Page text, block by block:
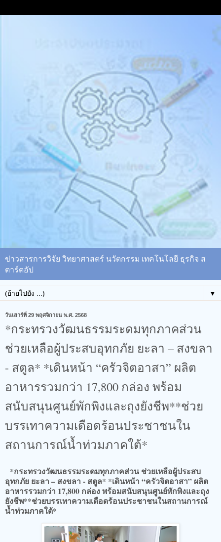
ข่าวสารการวิจัย วิทยาศาสตร์ นวัตกรรม เทคโนโลยี ธุรกิจ ส
ตาร์ตอัป
▼
วันเสาร์ที่ 29 พฤศจิกายน พ.ศ. 2568
*กระทรวงวัฒนธรรมระดมทุกภาคส่วน
ช่วยเหลือผู้ประสบอุทกภัย ยะลา – สงขลา
- สตูล* *เดินหน้า “ครัวจิตอาสา” ผลิต
อาหารรวมกว่า 17,800 กล่อง พร้อม
สนับสนุนศูนย์พักพิงและถุงยังชีพ**ช่วย
บรรเทาความเดือดร้อนประชาชนใน
สถานการณ์น้ำท่วมภาคใต้*
*กระทรวงวัฒนธรรมระดมทุกภาคส่วน ช่วยเหลือผู้ประสบ
อุทกภัย ยะลา – สงขลา - สตูล* *เดินหน้า “ครัวจิตอาสา” ผลิต
อาหารรวมกว่า 17,800 กล่อง พร้อมสนับสนุนศูนย์พักพิงและถุง
ยังชีพ**ช่วยบรรเทาความเดือดร้อนประชาชนในสถานการณ์
น้ำท่วมภาคใต้*